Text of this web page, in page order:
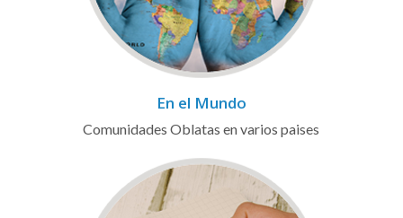
En el Mundo
Comunidades Oblatas en varios paises